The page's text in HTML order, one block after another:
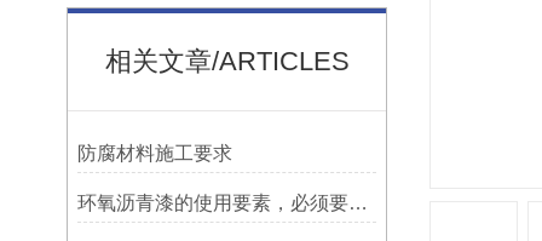
相关文章/ARTICLES
防腐材料施工要求
环氧沥青漆的使用要素，必须要知道！